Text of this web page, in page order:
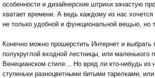
особенности и дизайнерские штрихи зачастую
хватает времени. А ведь каждому из нас хочется
не только удобной и функциональной вещью, но
Конечно можно прошерстить Интернет и
полукруглой входной лестницы, или маленького
Венецианском стиле… Но вряд ли кто-нибудь из
ступеньки разноцветными битыми тарелками,